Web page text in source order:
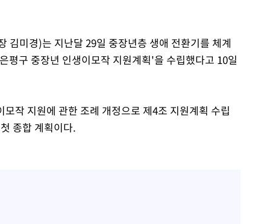
김미경)는 지난달 29일 중장년층 생애 전환기를 체계
평구 중장년 인생이모작 지원계획'을 수립했다고 10일
작 지원에 관한 조례 개정으로 제4조 지원계획 수립
종합 계획이다.